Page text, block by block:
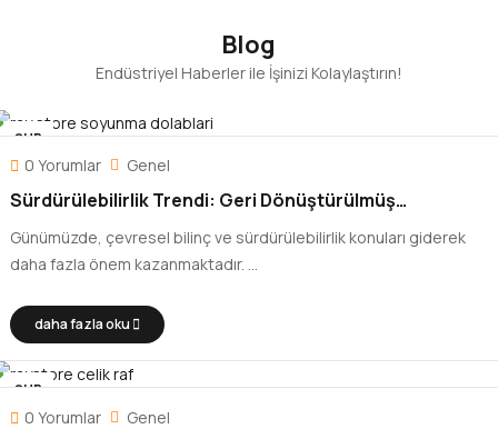
Blog
Endüstriyel Haberler ile İşinizi Kolaylaştırın!
ŞUB
29
0 Yorumlar Genel
Sürdürülebilirlik Trendi: Geri Dönüştürülmüş
Malzemelerle Üretilen
Günümüzde, çevresel bilinç ve sürdürülebilirlik konuları giderek
daha fazla önem kazanmaktadır. ...
daha fazla oku
ŞUB
28
0 Yorumlar Genel